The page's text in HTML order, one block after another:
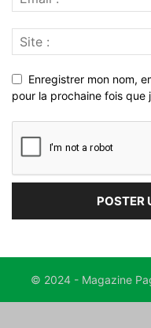
Enregistrer mon nom,
pour la prochaine fois que
© 2024 - Magazine